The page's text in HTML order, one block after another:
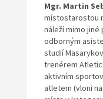
Mgr. Martin
místostarostou
náleží mimo
odborným
studií
trenérem
aktivním
atletem (vloni